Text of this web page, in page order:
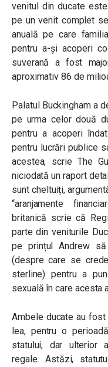
venitul din ducate
pe un venit complet
anuală pe care
pentru a-și acoperi
suverană a fost
aproximativ 86 de
Palatul Buckingham a
pe urma celor două
pentru a acoperi
pentru lucrări publice
acestea, scrie The
niciodată un raport
sunt cheltuiți,
“aranjamente
britanică scrie că
parte din veniturile
pe prințul Andrew
(despre care se
sterline) pentru a
sexuală în care acesta
Ambele ducate au
lea, pentru o
statului, dar ulterior
regale. Astăzi,